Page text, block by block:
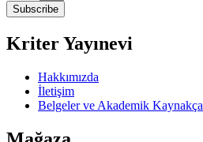
Subscribe
Kriter Yayınevi
Hakkımızda
İletişim
Belgeler ve Akademik Kaynakça